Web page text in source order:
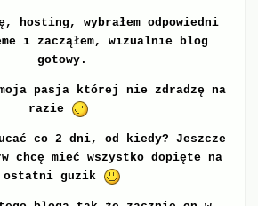
hosting, wybrałem odpowiedni
i zacząłem, wizualnie blog
gotowy.
pasja której nie zdradzę na
razie
co 2 dni, od kiedy? Jeszcze
chcę mieć wszystko dopięte na
ostatni guzik